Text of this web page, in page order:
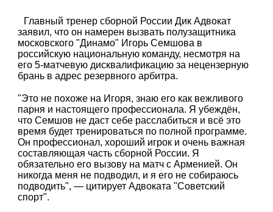
Главный тренер сборной России Дик Адвокат
заявил, что он намерен вызвать полузащитника
московского "Динамо" Игорь Семшова в
российскую национальную команду, несмотря на
его 5-матчевую дисквалификацию за нецензерную
брань в адрес резервного арбитра.
"Это не похоже на Игоря, знаю его как вежливого
парня и настоящего профессионала. Я убеждён,
что Семшов не даст себе расслабиться и всё это
время будет тренироваться по полной программе.
Он профессионал, хороший игрок и очень важная
составляющая часть сборной России. Я
обязательно его вызову на матч с Арменией. Он
никогда меня не подводил, и я его не собираюсь
подводить", — цитирует Адвоката "Советский
спорт".